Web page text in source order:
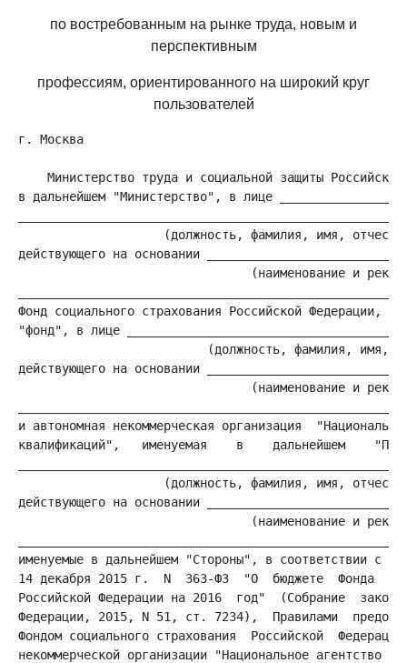
по востребованным на рынке труда, новым и
перспективным
профессиям, ориентированного на широкий круг
пользователей
г. Москва                                           "__"
Министерство труда и социальной защиты
в дальнейшем "Министерство", в лице
(должность, фамилия, имя,
действующего на основании
(наименование и
Фонд социального страхования Российской Федерации,
"фонд", в лице
(должность, фамилия, имя,
действующего на основании
(наименование и
и автономная некоммерческая организация
квалификаций",   именуемая    в    дальнейшем
(должность, фамилия, имя,
действующего на основании
(наименование и
именуемые в дальнейшем "Стороны", в соответствии с
14 декабря 2015 г.  N  363-ФЗ  "О  бюджете  Фонда
Российской Федерации на 2016  год"  (Собрание
Федерации, 2015, N 51, ст. 7234),  Правилами
Фондом социального страхования  Российской
некоммерческой организации "Национальное агентство